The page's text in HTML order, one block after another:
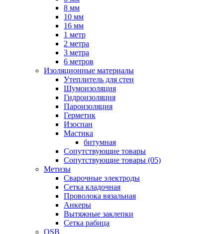
8 мм
10 мм
16 мм
1 метр
2 метра
3 метра
6 метров
Изоляционные материалы
Утеплитель для стен
Шумоизоляция
Гидроизоляция
Пароизоляция
Герметик
Изоспан
Мастика
битумная
Сопутствующие товары
Сопутствующие товары (05)
Метизы
Сварочные электроды
Сетка кладочная
Проволока вязальная
Анкеры
Вытяжные заклепки
Сетка рабица
OSB